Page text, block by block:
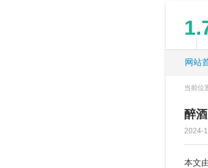
网站
当前位
醉
2024-
本文